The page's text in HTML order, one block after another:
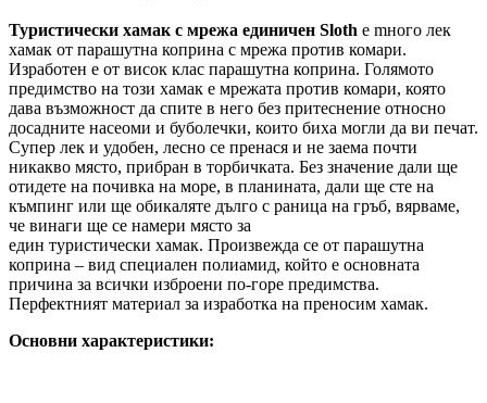
Туристически хамак с мрежа единичен Sloth e mного лек
хамак от парашутна коприна с мрежа против комари.
Изработен е от висок клас парашутна коприна. Голямото
предимство на този хамак е мрежата против комари, която
дава възможност да спите в него без притеснение относно
досадните насеоми и буболечки, които биха могли да ви печат.
Супер лек и удобен, лесно се пренася и не заема почти
никакво място, прибран в торбичката. Без значение дали ще
отидете на почивка на море, в планината, дали ще сте на
къмпинг или ще обикаляте дълго с раница на гръб, вярваме,
че винаги ще се намери място за
един туристически хамак. Произвежда се от парашутна
коприна – вид специален полиамид, който е основната
причина за всички изброени по-горе предимства.
Перфектният материал за изработка на преносим хамак.
Основни характеристики: